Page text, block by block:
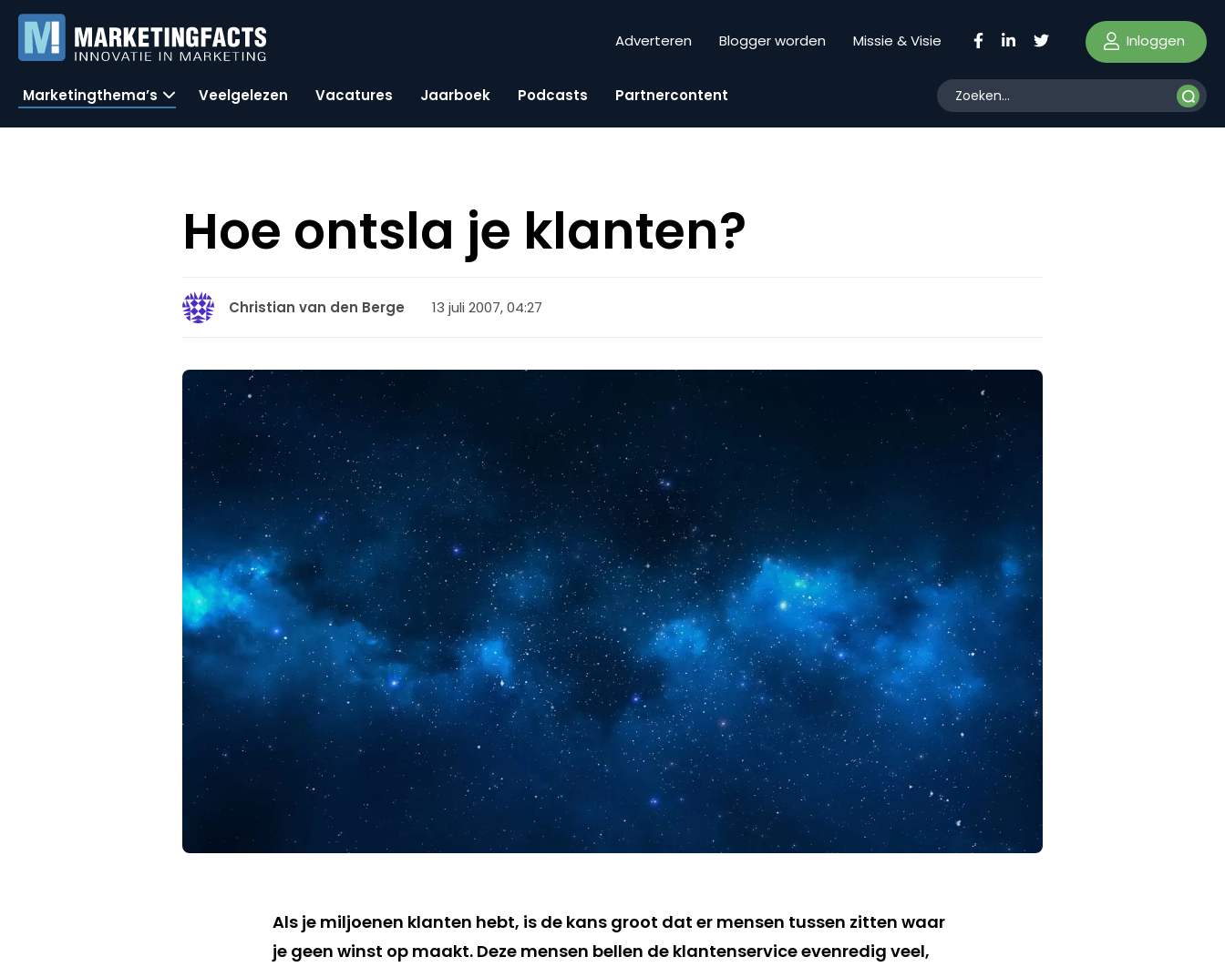
Adverteren Blogger worden Missie & Visie Inloggen
Marketingthema’s Veelgelezen Vacatures Jaarboek Podcasts Partnercontent
Hoe ontsla je klanten?
Christian van den Berge 13 juli 2007, 04:27
Als je miljoenen klanten hebt, is de kans groot dat er mensen tussen zitten waar
je geen winst op maakt. Deze mensen bellen de klantenservice evenredig veel,